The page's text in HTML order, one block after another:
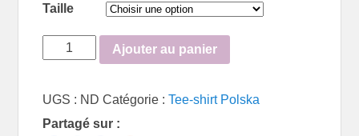
Taille
quantité
de
shirt
Polska
Ajouter au panier
UGS : ND Catégorie :Tee-shirt Polska
Partagé sur :